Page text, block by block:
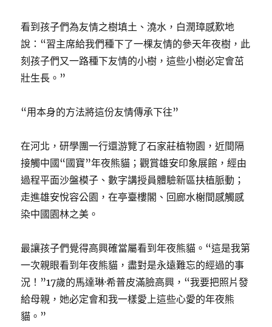
看到孩子們為友情之樹填土、澆水，白潤璋感歎地
說：“習主席給我們種下了一棵友情的參天年夜樹，此
刻孩子們又一路種下友情的小樹，這些小樹必定會茁
壯生長。”
“用本身的方法將這份友情傳承下往”
在河北，研學團一行還游覽了石家莊植物園，近間隔
接觸中國“國寶”年夜熊貓；觀賞雄安印象展館，經由
過程平面沙盤模子、數字講授員體驗新區扶植脈動；
走進雄安悅容公園，在亭臺樓閣、回廊水榭間感觸感
染中國園林之美。
最讓孩子們覺得高興確當屬看到年夜熊貓。“這是我第
一次親眼看到年夜熊貓，盡對是永遠難忘的經過的事
況！”17歲的馬達琳·希普皮滿臉高興，“我要把照片發
給母親，她必定會和我一樣愛上這些心愛的年夜熊
貓。”